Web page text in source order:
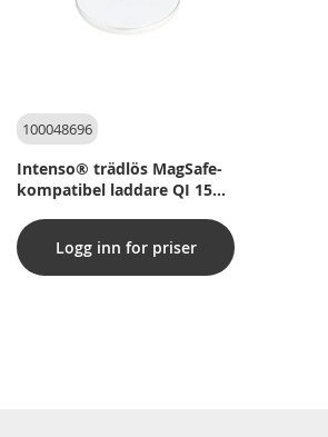
100048696
Intenso® trädlös MagSafe-
kompatibel laddare QI 15W
PD/QC Snabbladdare. Vit
Logg inn for priser